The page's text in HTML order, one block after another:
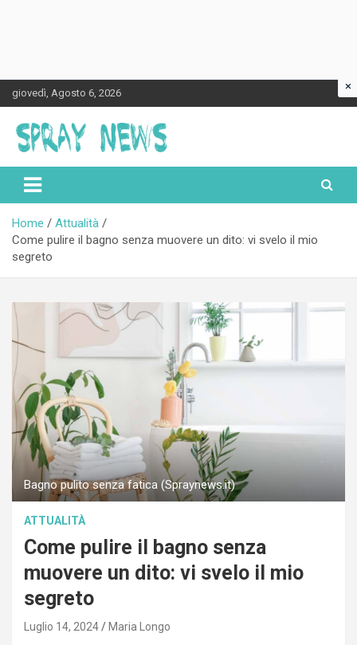
Skip
to
content
giovedì, Agosto 6, 2026
Spraynews.it
Home
Attualità
Come pulire il bagno senza muovere un dito: vi svelo il mio
segreto
Bagno pulito senza fatica (Spraynews.it)
ATTUALITÀ
Come pulire il bagno senza
muovere un dito: vi svelo il mio
segreto
Luglio 14, 2024 Maria Longo
×